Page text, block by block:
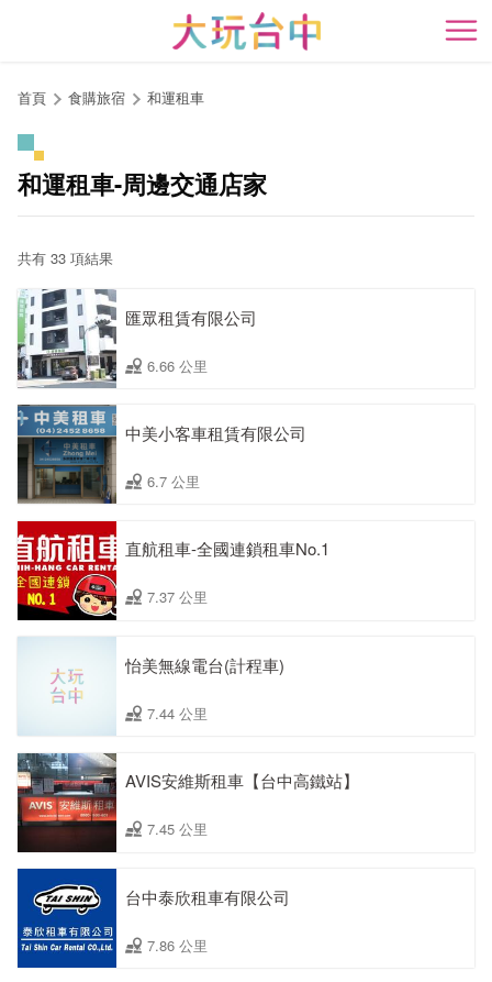
開
首頁 食購旅宿 和運租車
和運租車-周邊交通店家
共有 33 項結果
匯眾租賃有限公司
6.66 公里
中美小客車租賃有限公司
6.7 公里
直航租車-全國連鎖租車No.1
7.37 公里
怡美無線電台(計程車)
7.44 公里
AVIS安維斯租車【台中高鐵站】
7.45 公里
台中泰欣租車有限公司
7.86 公里